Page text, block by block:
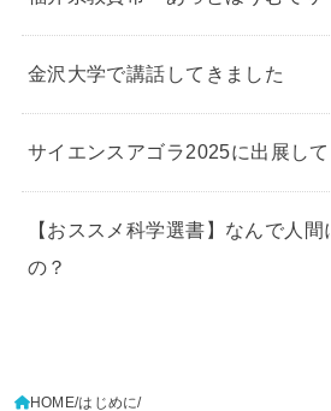
金沢大学で講話してきました
サイエンスアゴラ2025に出展して
【おススメ科学選書】なんで人
の？
HOME はじめに